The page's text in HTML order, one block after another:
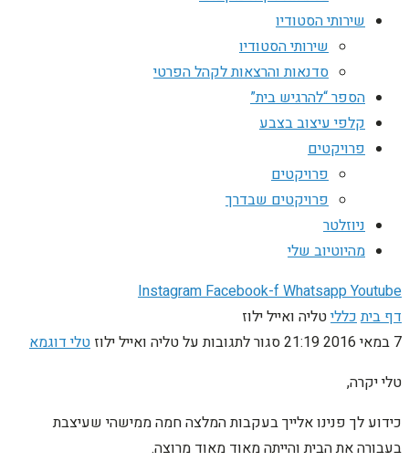
שירותי הסטודיו
שירותי הסטודיו
סדנאות והרצאות לקהל הפרטי
הספר “להרגיש בית”
קלפי עיצוב בצבע
פרויקטים
פרויקטים
פרויקטים שבדרך
ניוזלטר
מהיוטיוב שלי
InstagramFacebook-fWhatsappYoutube
דף ביתכלליטליה ואייל ילוז
7 במאי 2016
21:19סגור לתגובותעל טליה ואייל ילוז טלי דוגמא
טלי יקרה,
כידוע לך פנינו אלייך בעקבות המלצה חמה ממישהי שעיצבת
בעבורה את הבית והייתה מאוד מאוד מרוצה.